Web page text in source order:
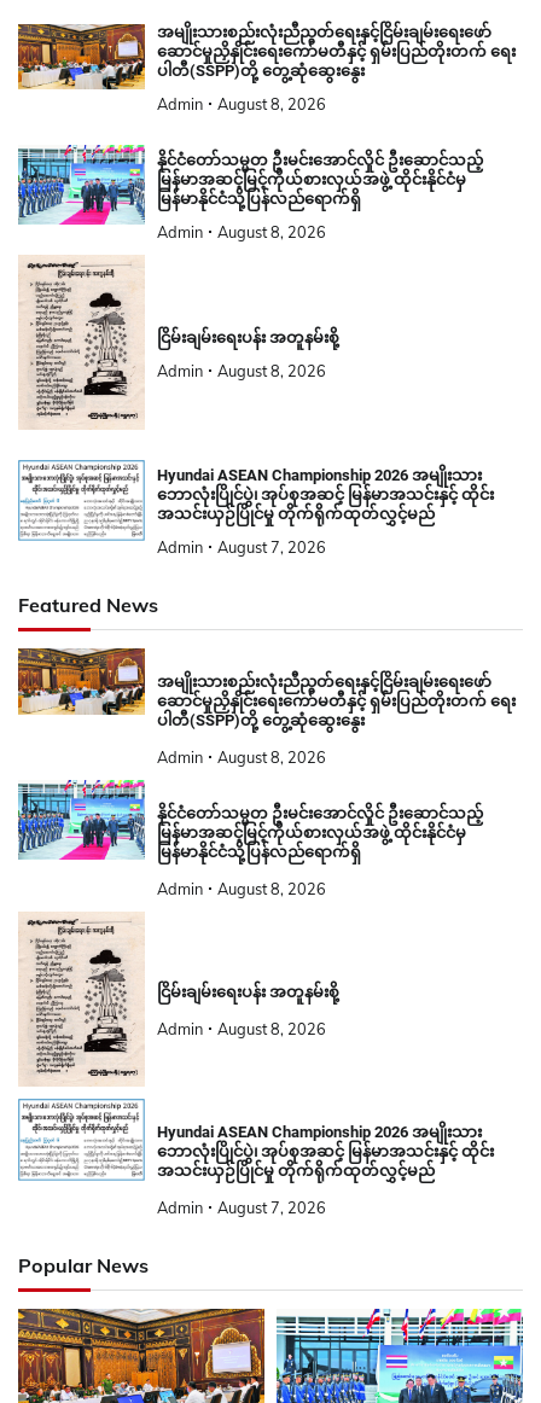
အမျိုးသားစည်းလုံးညီညွတ်ရေးနှင့်ငြိမ်းချမ်းရေးဖော်
ဆောင်မှုညှိနှိုင်းရေးကော်မတီနှင့် ရှမ်းပြည်တိုးတက် ရေး
ပါတီ(SSPP)တို့ တွေ့ဆုံဆွေးနွေး
Admin August 8, 2026
နိုင်ငံတော်သမ္မတ ဦးမင်းအောင်လှိုင် ဦးဆောင်သည့်
မြန်မာအဆင့်မြင့်ကိုယ်စားလှယ်အဖွဲ့ ထိုင်းနိုင်ငံမှ
မြန်မာနိုင်ငံသို့ပြန်လည်ရောက်ရှိ
Admin August 8, 2026
ငြိမ်းချမ်းရေးပန်း အတူနမ်းစို့
Admin August 8, 2026
Hyundai ASEAN Championship 2026 အမျိုးသား
ဘောလုံးပြိုင်ပွဲ၊ အုပ်စုအဆင့် မြန်မာအသင်းနှင့် ထိုင်း
အသင်းယှဉ်ပြိုင်မှု တိုက်ရိုက်ထုတ်လွှင့်မည်
Admin August 7, 2026
Featured News
အမျိုးသားစည်းလုံးညီညွတ်ရေးနှင့်ငြိမ်းချမ်းရေးဖော်
ဆောင်မှုညှိနှိုင်းရေးကော်မတီနှင့် ရှမ်းပြည်တိုးတက် ရေး
ပါတီ(SSPP)တို့ တွေ့ဆုံဆွေးနွေး
Admin August 8, 2026
နိုင်ငံတော်သမ္မတ ဦးမင်းအောင်လှိုင် ဦးဆောင်သည့်
မြန်မာအဆင့်မြင့်ကိုယ်စားလှယ်အဖွဲ့ ထိုင်းနိုင်ငံမှ
မြန်မာနိုင်ငံသို့ပြန်လည်ရောက်ရှိ
Admin August 8, 2026
ငြိမ်းချမ်းရေးပန်း အတူနမ်းစို့
Admin August 8, 2026
Hyundai ASEAN Championship 2026 အမျိုးသား
ဘောလုံးပြိုင်ပွဲ၊ အုပ်စုအဆင့် မြန်မာအသင်းနှင့် ထိုင်း
အသင်းယှဉ်ပြိုင်မှု တိုက်ရိုက်ထုတ်လွှင့်မည်
Admin August 7, 2026
Popular News